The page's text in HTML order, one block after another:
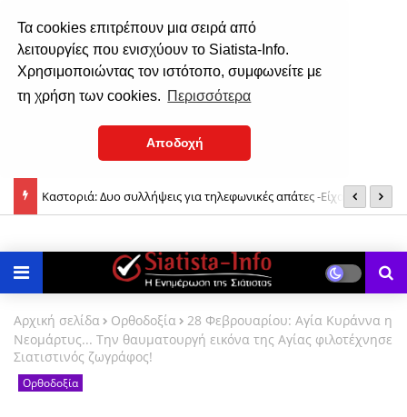
Τα cookies επιτρέπουν μια σειρά από
λειτουργίες που ενισχύουν το Siatista-Info.
Χρησιμοποιώντας τον ιστότοπο, συμφωνείτε με
τη χρήση των cookies. Περισσότερα
Αποδοχή
ρόλο Με λαμπρότητα γιόρτασε τον Άγιο Νικάνορα η Σιάτιστα (φωτο-
Αρχική σελίδα Ορθοδοξία
28 Φεβρουαρίου: Αγία Κυράννα η
Νεομάρτυς... Την θαυματουργή εικόνα της Αγίας φιλοτέχνησε
Σιατιστινός ζωγράφος!
Ορθοδοξία